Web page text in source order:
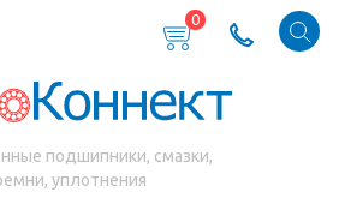
0
подшипники, смазки,
уплотнения